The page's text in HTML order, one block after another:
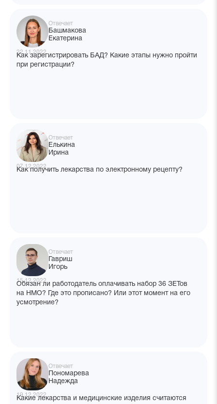
Отвечает
Башмакова
Екатерина
22.11.2022
Как зарегистрировать БАД? Какие этапы нужно пройти
при регистрации?
Отвечает
Елькина
Ирина
07.12.2022
Как получить лекарства по электронному рецепту?
Отвечает
Гавриш
Игорь
15.12.2022
Обязан ли работодатель оплачивать набор 36 ЗЕТов
на НМО? Где это прописано? Или этот момент на его
усмотрение?
Отвечает
Пономарева
Надежда
19.12.2022
Какие лекарства и медицинские изделия считаются